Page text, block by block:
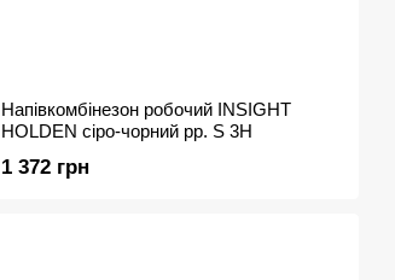
Напівкомбінезон робочий INSIGHT
HOLDEN cіро-чорний рр. S 3H
1 372 грн